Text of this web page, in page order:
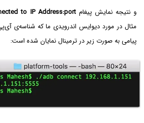
و نتیجه نمایش پیغامto IP Address:port
پیامی به صورت زیر در ترمینال نمایان شده است: